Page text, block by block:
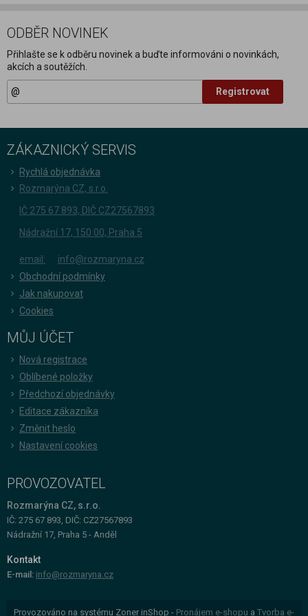
ODBĚR NOVINEK
Přihlašte se k odběru novinek a buďte informováni o novinkách,
akcích a soutěžích.
Registrovat
ZÁKAZNICKÝ SERVIS
Rychlá objednávka
Rozmarýna CZ, s.r.o.
IČ 275 67 893, DIČ CZ27567893
Nádražní 17, 150 00, Praha 5
email:
info@rozmaryna.cz
Obchodní podmínky
Jak nakupovat
Cookies
MŮJ ÚČET
Nová registrace
Oblíbené položky
Předchozí objednávky
Editace zákazníka
Změnit heslo
Nastavení cookies
PROVOZOVATEL
Rozmarýna CZ, s.r.o.
IČ: 275 67 893, DIČ: CZ27567893
Nádražní 17, Praha 5 - Anděl
Kontakt
E-mail: info@rozmaryna.cz
Provozováno na systému Zoner inShop - Pronájem e-shopu a Tvorba e-